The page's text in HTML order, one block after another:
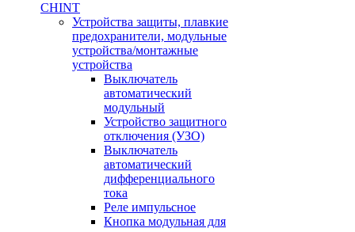
CHINT
Устройства защиты, плавкие
предохранители, модульные
устройства/монтажные
устройства
Выключатель
автоматический
модульный
Устройство защитного
отключения (УЗО)
Выключатель
автоматический
дифференциального
тока
Реле импульсное
Кнопка модульная для